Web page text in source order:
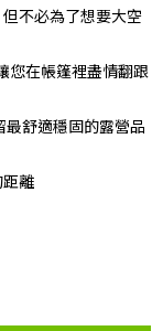
不必為了想要大空
您在帳篷裡盡情翻跟
舒適穩固的露營品
離